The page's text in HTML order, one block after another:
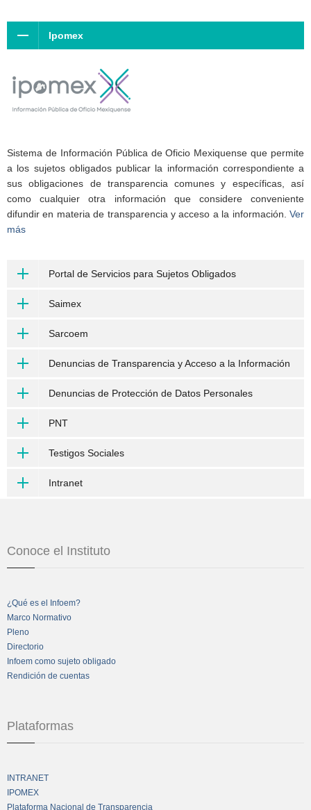
Ipomex
Sistema de Información Pública de Oficio Mexiquense que permite
a los sujetos obligados publicar la información correspondiente a
sus obligaciones de transparencia comunes y específicas, así
como cualquier otra información que considere conveniente
difundir en materia de transparencia y acceso a la información. Ver
más
Portal de Servicios para Sujetos Obligados
Saimex
Sarcoem
Denuncias de Transparencia y Acceso a la Información
Denuncias de Protección de Datos Personales
PNT
Testigos Sociales
Intranet
Conoce el Instituto
¿Qué es el Infoem?
Marco Normativo
Pleno
Directorio
Infoem como sujeto obligado
Rendición de cuentas
Plataformas
INTRANET
IPOMEX
Plataforma Nacional de Transparencia